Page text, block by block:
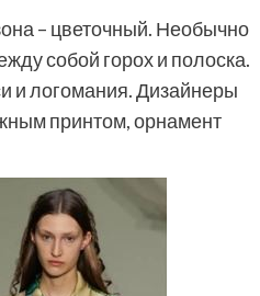
– цветочный. Необычно
собой горох и полоска.
и логомания. Дизайнеры
принтом, орнамент